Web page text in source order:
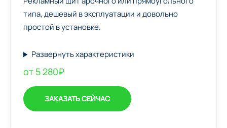
типа, дешевый в эксплуатации и довольно
простой в установке.
Развернуть характеристики
от 5 280₽
ЗАКАЗАТЬ СЕЙЧАС